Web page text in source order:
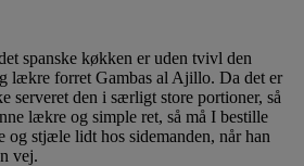
spanske køkken er uden tvivl den
lækre forret Gambas al Ajillo. Da det er
serveret den i særligt store portioner, så
lækre og simple ret, så må I bestille
og stjæle lidt hos sidemanden, når han
vej.